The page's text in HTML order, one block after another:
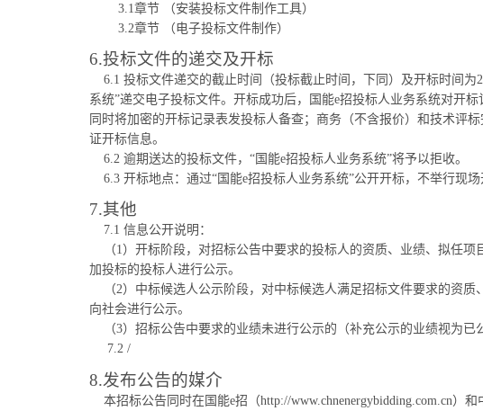
3.1章节 （安装投标文件制作工具）
3.2章节 （电子投标文件制作）
6.投标文件的递交及开标
6.1 投标文件递交的截止时间（投标截止时间，下同）及开标时间
系统”递交电子投标文件。开标成功后，国能e招投标人业务系统对开
同时将加密的开标记录表发投标人备查；商务（不含报价）和技术评
证开标信息。
6.2 逾期送达的投标文件，“国能e招投标人业务系统”将予以拒收。
6.3 开标地点：通过“国能e招投标人业务系统”公开开标，不举行现场
7.其他
7.1 信息公开说明：
（1）开标阶段，对招标公告中要求的投标人的资质、业绩、拟任
加投标的投标人进行公示。
（2）中标候选人公示阶段，对中标候选人满足招标文件要求的资
向社会进行公示。
（3）招标公告中要求的业绩未进行公示的（补充公示的业绩视为已
7.2 /
8.发布公告的媒介
本招标公告同时在国能e招（http://www.chnenergybidding.com.cn）